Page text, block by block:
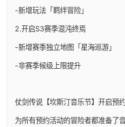
-新增玩法「羁绊冒险」
2.开启S3赛季混沌终焉
-新增赛季独立地图「星海巡游」
-非赛季候级上限提升
仗剑传说【坎斯汀音乐节】开启预
为所有预约活动的冒险者都准备了